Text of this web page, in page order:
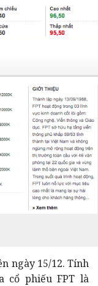
ngày 15/12. Tính
cổ phiếu FPT là